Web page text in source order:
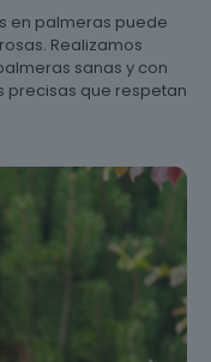
en palmeras puede
Realizamos
sanas y con
precisas que respetan